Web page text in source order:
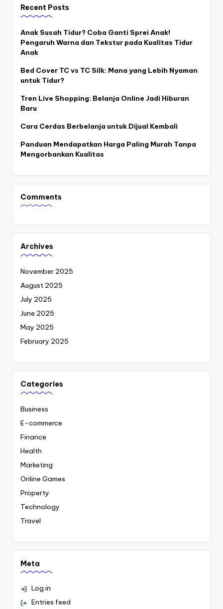
Recent Posts
Anak Susah Tidur? Coba Ganti Sprei Anak!
Pengaruh Warna dan Tekstur pada Kualitas Tidur
Anak
Bed Cover TC vs TC Silk: Mana yang Lebih Nyaman
untuk Tidur?
Tren Live Shopping: Belanja Online Jadi Hiburan
Baru
Cara Cerdas Berbelanja untuk Dijual Kembali
Panduan Mendapatkan Harga Paling Murah Tanpa
Mengorbankan Kualitas
Comments
Archives
November 2025
August 2025
July 2025
June 2025
May 2025
February 2025
Categories
Business
E-commerce
Finance
Health
Marketing
Online Games
Property
Technology
Travel
Meta
Log in
Entries feed